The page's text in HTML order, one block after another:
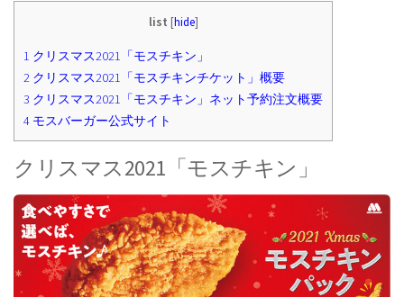
list [hide]
1 クリスマス2021「モスチキン」
2 クリスマス2021「モスチキンチケット」概要
3 クリスマス2021「モスチキン」ネット予約注文概要
4 モスバーガー公式サイト
クリスマス2021「モスチキン」